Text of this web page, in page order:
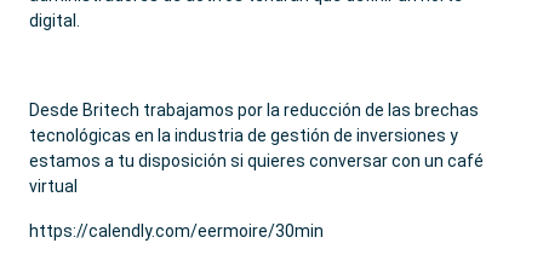
digital.
Desde Britech trabajamos por la reducción de las brechas
tecnológicas en la industria de gestión de inversiones y
estamos a tu disposición si quieres conversar con un café
virtual
https://calendly.com/eermoire/30min